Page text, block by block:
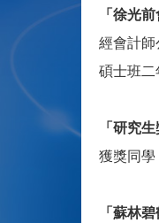
「徐光
經會計師
碩士班二
「研究
獲獎同學
「蘇林